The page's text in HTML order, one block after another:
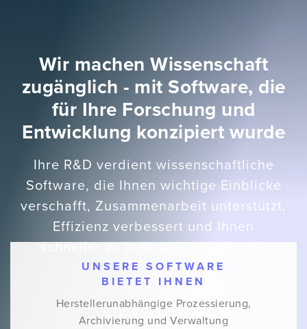
Wir machen Wissenschaft
zugänglich - mit Software, die
für Ihre Forschung und
Entwicklung konzipiert wurde
Ihre R&D verdient wissenschaftliche
Software, die Ihnen wichtige Einblicke
verschafft, Zusammenarbeit unterstützt,
Effizienz verbessert und Ihnen
schneller zu Innovationen verhilft.
UNSERE SOFTWARE
BIETET IHNEN
Herstellerunabhängige Prozessierung,
Archivierung und Verwaltung